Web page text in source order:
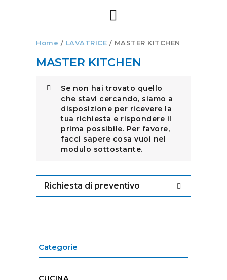
Home / LAVATRICE / MASTER KITCHEN
MASTER KITCHEN
Se non hai trovato quello
che stavi cercando, siamo a
disposizione per ricevere la
tua richiesta e rispondere il
prima possibile. Per favore,
facci sapere cosa vuoi nel
modulo sottostante.
Richiesta di preventivo
Categorie